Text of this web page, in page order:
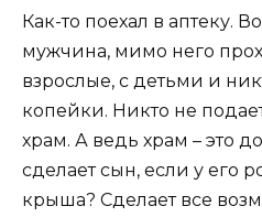
Как-то поехал в аптеку.
мужчина, мимо него
взрослые, с детьми и
копейки. Никто не
храм. А ведь храм – это
сделает сын, если у его
крыша? Сделает все